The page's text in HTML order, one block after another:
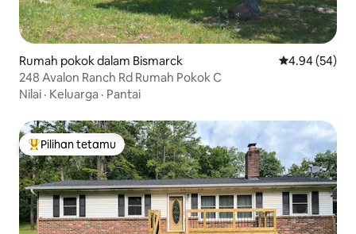
Rumah pokok dalam Bismarck Penarafan
4.94 (54)
248 Avalon Ranch Rd Rumah Pokok C
Nilai · Keluarga · Pantai
Pilihan utama tetamu
Pilihan tetamu